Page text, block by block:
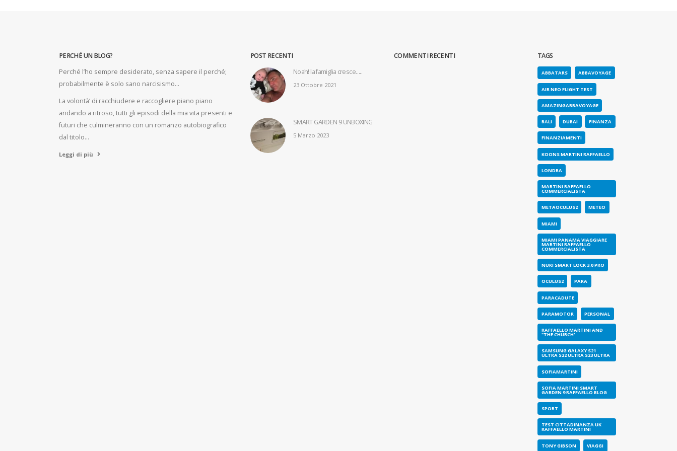
PERCHÉ UN BLOG?
Perché l’ho sempre desiderato, senza sapere il perché;
probabilmente è solo sano narcisismo…
La volontà’ di racchiudere e raccogliere piano piano
andando a ritroso, tutti gli episodi della mia vita presenti e
futuri che culmineranno con un romanzo autobiografico
dal titolo…
Leggi di più
POST RECENTI
Noah! la famiglia cresce…..
23 Ottobre 2021
SMART GARDEN 9 UNBOXING
5 Marzo 2023
COMMENTI RECENTI TAGS
ABBATARS ABBAVOYAGE
AIR NEO FLIGHT TEST
AMAZINGABBAVOYAGE
BALI DUBAI FINANZA
FINANZIAMENTI
KOONS MARTINI RAFFAELLO
LONDRA
MARTINI RAFFAELLO
COMMERCIALISTA
METAOCULUS2 METEO
MIAMI
MIAMI PANAMA VIAGGIARE
MARTINI RAFFAELLO
COMMERCIALISTA
NUKI SMART LOCK 3.0 PRO
OCULUS2 PARA
PARACADUTE
PARAMOTOR PERSONAL
RAFFAELLO MARTINI AND
"THE CHURCH'
SAMSUNG GALAXY S21
ULTRA S22 ULTRA S23 ULTRA
SOFIAMARTINI
SOFIA MARTINI SMART
GARDEN 9 RAFFAELLO BLOG
SPORT
TEST CITTADINANZA UK
RAFFAELLO MARTINI
TONY GIBSON VIAGGI